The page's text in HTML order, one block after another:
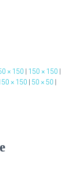
× 150 150 × 150
× 150 50 × 50